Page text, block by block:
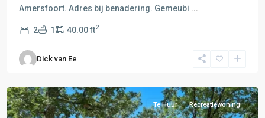
Amersfoort. Adres bij benadering. Gemeubi ...
2 1 40.00 ft2
Dick van Ee
Barneveld-
Voorthuizen
Barneveld,
Te Huur Recreatiewoning